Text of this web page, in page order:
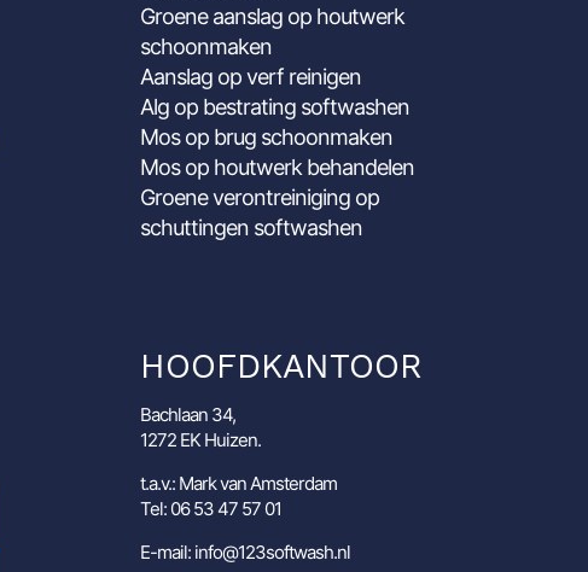
Groene aanslag op houtwerk
schoonmaken
Aanslag op verf reinigen
Alg op bestrating softwashen
Mos op brug schoonmaken
Mos op houtwerk behandelen
Groene verontreiniging op
schuttingen softwashen
HOOFDKANTOOR
Bachlaan 34,
1272 EK Huizen.
t.a.v.: Mark van Amsterdam
Tel: 06 53 47 57 01
E-mail: info@123softwash.nl